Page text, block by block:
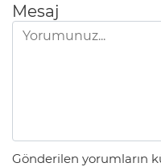
Mesaj
Gönderilen yorumların